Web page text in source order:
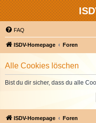
FAQ
ISDV-Homepage Foren
Alle Cookies löschen
Bist du dir sicher, dass du alle
ISDV-Homepage Foren